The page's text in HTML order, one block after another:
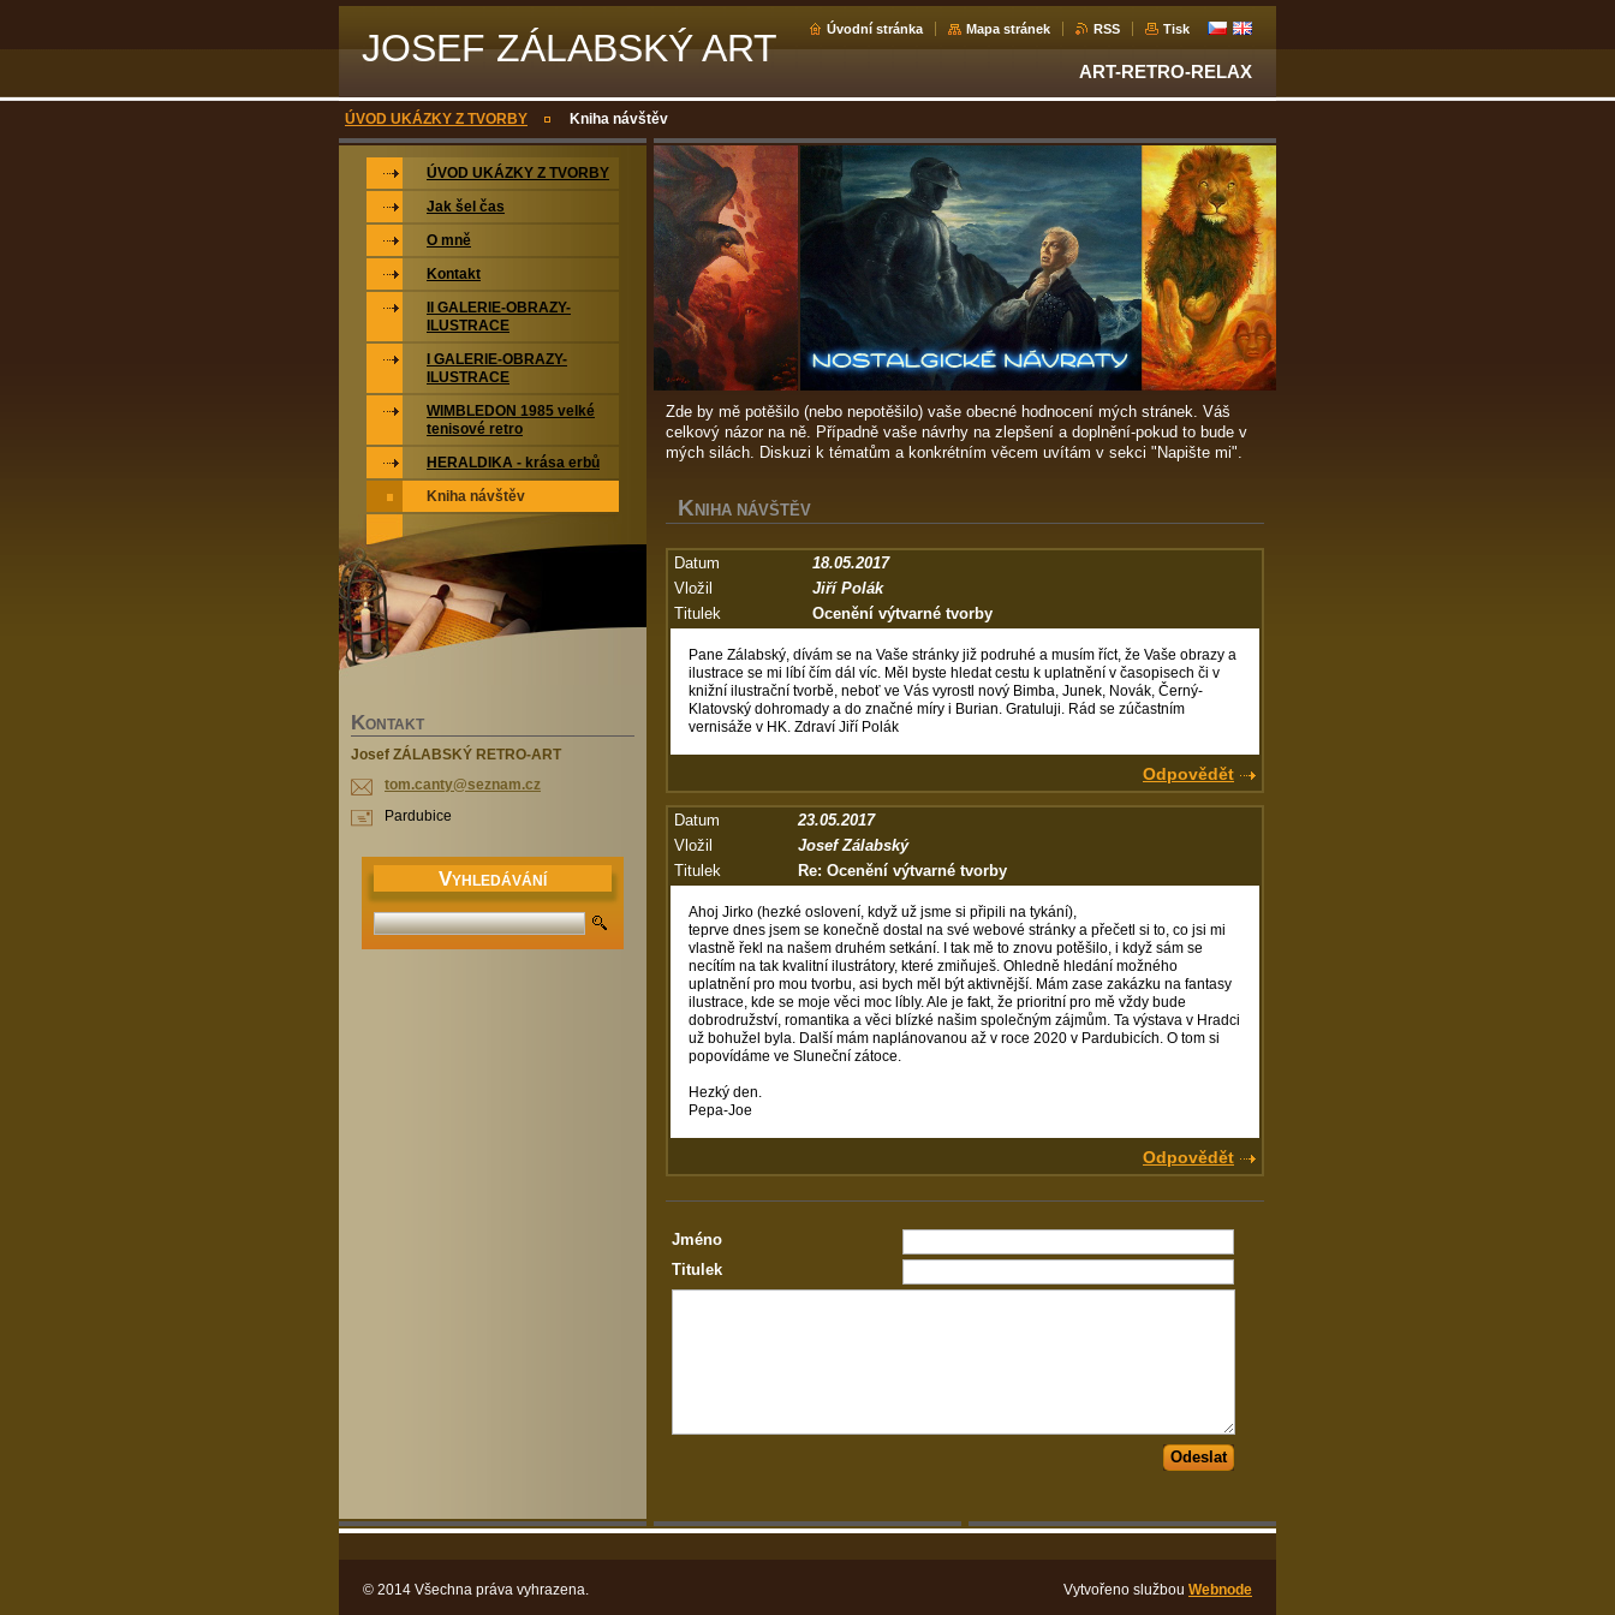
JOSEF ZÁLABSKÝ ART Úvodní stránka Mapa stránek RSS Tisk
ART-RETRO-RELAX
ÚVOD UKÁZKY Z TVORBY Kniha návštěv
Zde by mě potěšilo (nebo nepotěšilo) vaše obecné hodnocení mých stránek. Váš
celkový názor na ně. Případně vaše návrhy na zlepšení a doplnění-pokud to bude v
mých silách. Diskuzi k tématům a konkrétním věcem uvítám v sekci "Napište mi".
K NIHA NÁVŠTĚV
Datum
18.05.2017
Vložil
Jiří Polák
Titulek
Ocenění výtvarné tvorby
Pane Zálabský, dívám se na Vaše stránky již podruhé a musím říct, že Vaše obrazy a
ilustrace se mi líbí čím dál víc. Měl byste hledat cestu k uplatnění v časopisech či v
knižní ilustrační tvorbě, neboť ve Vás vyrostl nový Bimba, Junek, Novák, Černý-
Klatovský dohromady a do značné míry i Burian. Gratuluji. Rád se zúčastním
vernisáže v HK. Zdraví Jiří Polák
Odpovědět
Datum
23.05.2017
Vložil
Josef Zálabský
Titulek
Re: Ocenění výtvarné tvorby
Ahoj Jirko (hezké oslovení, když už jsme si připili na tykání),
teprve dnes jsem se konečně dostal na své webové stránky a přečetl si to, co jsi mi
vlastně řekl na našem druhém setkání. I tak mě to znovu potěšilo, i když sám se
necítím na tak kvalitní ilustrátory, které zmiňuješ. Ohledně hledání možného
uplatnění pro mou tvorbu, asi bych měl být aktivnější. Mám zase zakázku na fantasy
ilustrace, kde se moje věci moc líbly. Ale je fakt, že prioritní pro mě vždy bude
dobrodružství, romantika a věci blízké našim společným zájmům. Ta výstava v Hradci
už bohužel byla. Další mám naplánovanou až v roce 2020 v Pardubicích. O tom si
popovídáme ve Sluneční zátoce.
Hezký den.
Pepa-Joe
Odpovědět
Jméno
Titulek
Odeslat
ÚVOD UKÁZKY Z TVORBY
Jak šel čas
O mně
Kontakt
II GALERIE-OBRAZY-
ILUSTRACE
I GALERIE-OBRAZY-
ILUSTRACE
WIMBLEDON 1985 velké
tenisové retro
HERALDIKA - krása erbů
Kniha návštěv
KONTAKT
Josef ZÁLABSKÝ RETRO-ART
tom.canty@seznam.cz
Pardubice
VYHLEDÁVÁNÍ
© 2014 Všechna práva vyhrazena. Vytvořeno službou Webnode